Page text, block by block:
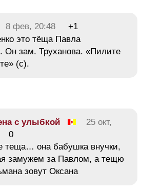
8 фев, 20:48
+1
это тёща Павла
Он зам. Труханова. «Пилите
(с).
с улыбкой
25 окт,
0
теща… она бабушка внучки,
замужем за Павлом, а тещю
зовут Оксана